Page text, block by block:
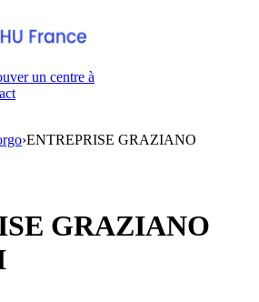
un centre à
›ENTREPRISE GRAZIANO
GRAZIANO